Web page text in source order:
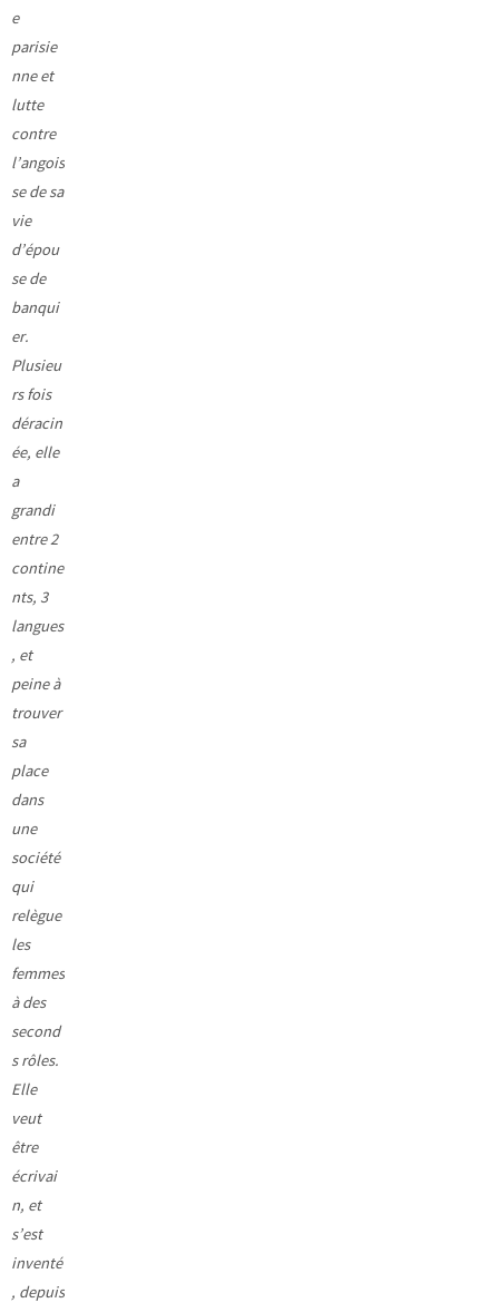
e
parisie
nne et
lutte
contre
l’angois
se de sa
vie
d’épou
se de
banqui
er.
Plusieu
rs fois
déracin
ée, elle
a
grandi
entre 2
contine
nts, 3
langues
, et
peine à
trouver
sa
place
dans
une
société
qui
relègue
les
femmes
à des
second
s rôles.
Elle
veut
être
écrivai
n, et
s’est
inventé
, depuis